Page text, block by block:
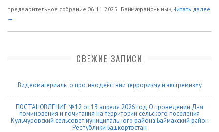
предварительное собрание 06.11.2025 Баймаҡ районының Читать далее
→
СВЕЖИЕ ЗАПИСИ
Видеоматериалы о противодействии терроризму и экстремизму
ПОСТАНОВЛЕНИЕ №12 от 13 апреля 2026 год О проведении Дня
поминовения и почитания на территории сельского поселения
Кульчуровский сельсовет муниципального района Баймакский район
Республики Башкортостан